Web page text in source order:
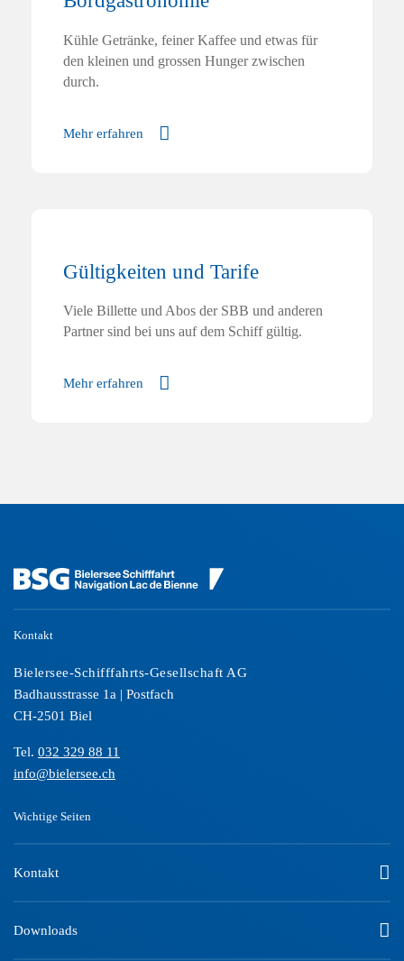
Kühle Getränke, feiner Kaffee und etwas für
den kleinen und grossen Hunger zwischen
durch.
Mehr erfahren
Gültigkeiten und Tarife
Viele Billette und Abos der SBB und anderen
Partner sind bei uns auf dem Schiff gültig.
Mehr erfahren
Kontakt
Bielersee-Schifffahrts-Gesellschaft AG
Badhausstrasse 1a | Postfach
CH-2501 Biel
Tel. 032 329 88 11
info@bielersee.ch
Wichtige Seiten
Kontakt
Downloads